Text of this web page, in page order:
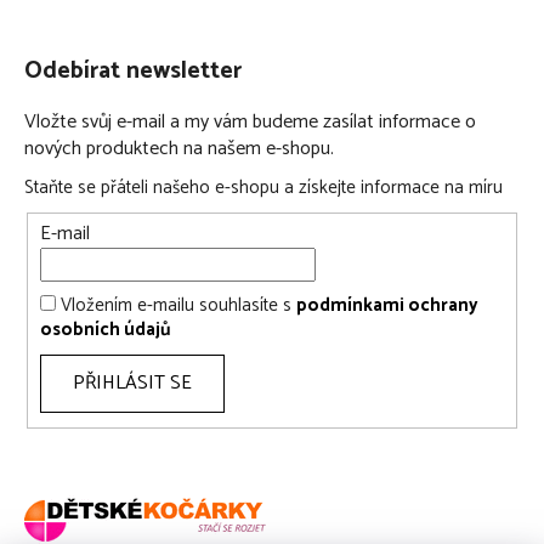
Odebírat newsletter
Vložte svůj e-mail a my vám budeme zasílat informace o
nových produktech na našem e-shopu.
Staňte se přáteli našeho e-shopu a získejte informace na míru
E-mail
Vložením e-mailu souhlasíte s podmínkami ochrany
osobních údajů
PŘIHLÁSIT SE